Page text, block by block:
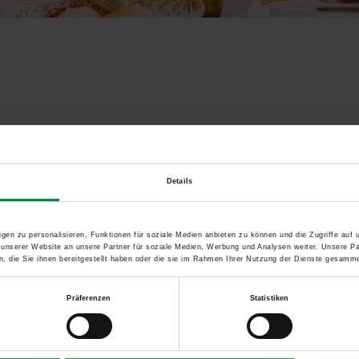
Details
zu personalisieren, Funktionen für soziale Medien anbieten zu können und die Zugriffe auf
Website an unsere Partner für soziale Medien, Werbung und Analysen weiter. Unsere
die Sie ihnen bereitgestellt haben oder die sie im Rahmen Ihrer Nutzung der Dienste
Präferenzen Statistiken
in Design und Funktion sowohl für die Planung
ob Sie Bauherr, Modernisierer oder Architekt bzw.
Entscheidung zu treffen. Finden Sie umfassende
mit denen Sie das Sonnenlicht optimal nutzen. Für
Energieeffizienz.